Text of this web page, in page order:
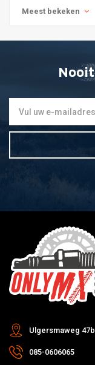
Meest bekeken
Ulgersmaweg
085-0606065